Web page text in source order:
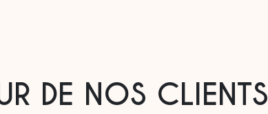
DE NOS CLIENTS